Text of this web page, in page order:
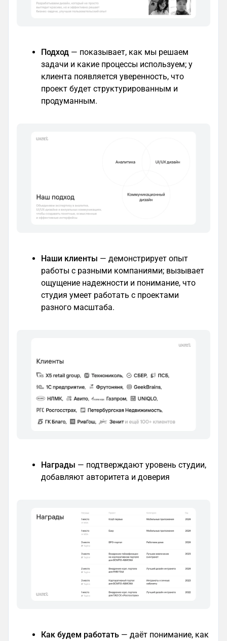
Подход — показывает, как мы решаем
задачи и какие процессы используем; у
клиента появляется уверенность, что
проект будет структурированным и
продуманным.
Наши клиенты — демонстрирует опыт
работы с разными компаниями; вызывает
ощущение надежности и понимание, что
студия умеет работать с проектами
разного масштаба.
Награды — подтверждают уровень студии,
добавляют авторитета и доверия
Как будем работать — даёт понимание, как